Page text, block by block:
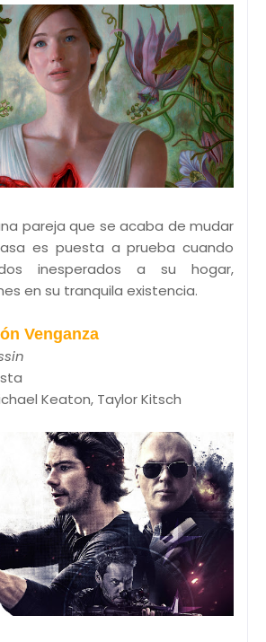
pareja que se acaba de mudar
es puesta a prueba cuando
inesperados a su hogar,
en su tranquila existencia.
Venganza
Keaton, Taylor Kitsch